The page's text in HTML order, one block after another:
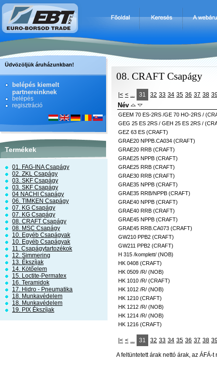
Üdvözöljük áruházunkban!
belépés kiemelt
partnereinknek
belépés
regisztráció
Termékek
01. FAG-INA Csapágy
02. ZKL Csapágy
03. SKF Csapágy
03. SKF Csapágy
04 NACHI Csapágy
06. TIMKEN Csapágy
07. KG Csapágy
07. KG Csapágy
08. CRAFT Csapágy
08. MSC Csapágy
10. Egyéb Csapágyak
10. Egyéb Csapágyak
11. Csapágytartozékok
12. Simmering
13. Ékszíjak
14. Kötőelem
15. Loctite-Permatex
16. Teramidok
17. Hidro - Pneumatika
18. Munkavédelem
18. Munkavédelem
19. PIX Ékszíjak
08. CRAFT Csapágy
|< < ... 31 32 33 34 35 36 37 38
Név
GEEM 70 ES-2RS /GE 70 HO-2RS /
GEG 25 ES 2RS / GEH 25 ES 2RS /
GEZ 63 ES (CRAFT)
GRAE20 NPPB.CA034 (CRAFT)
GRAE20 RRB (CRAFT)
GRAE25 NPPB (CRAFT)
GRAE25 RRB (CRAFT)
GRAE30 RRB (CRAFT)
GRAE35 NPPB (CRAFT)
GRAE35 RRB/NPPB (CRAFT)
GRAE40 NPPB (CRAFT)
GRAE40 RRB (CRAFT)
GRAE45 NPPB (CRAFT)
GRAE45 RRB.CA073 (CRAFT)
GW210 PPB2 (CRAFT)
GW211 PPB2 (CRAFT)
H 315 /komplett/ (NOB)
HK 0408 (CRAFT)
HK 0509 /R/ (NOB)
HK 1010 /R/ (CRAFT)
HK 1012 /R/ (NOB)
HK 1210 (CRAFT)
HK 1212 /R/ (NOB)
HK 1214 /R/ (NOB)
HK 1216 (CRAFT)
|< < ... 31 32 33 34 35 36 37 38
A feltüntetett árak nettó árak, az ÁFÁ-t